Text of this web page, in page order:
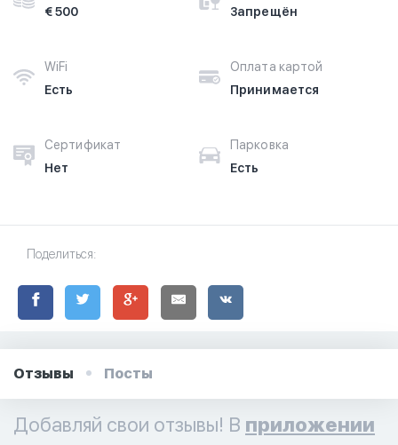
€ 500
Запрещён
WiFi
Есть
Оплата картой
Принимается
Сертификат
Нет
Парковка
Есть
Поделиться:
Отзывы Посты
Добавляй свои отзывы! В приложении